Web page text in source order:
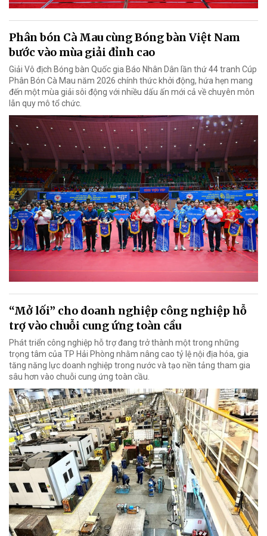
Phân bón Cà Mau cùng Bóng bàn Việt Nam
bước vào mùa giải đỉnh cao
Giải Vô địch Bóng bàn Quốc gia Báo Nhân Dân lần thứ 44 tranh Cúp
Phân Bón Cà Mau năm 2026 chính thức khởi động, hứa hẹn mang
đến một mùa giải sôi động với nhiều dấu ấn mới cả về chuyên môn
lẫn quy mô tổ chức.
“Mở lối” cho doanh nghiệp công nghiệp hỗ
trợ vào chuỗi cung ứng toàn cầu
Phát triển công nghiệp hỗ trợ đang trở thành một trong những
trọng tâm của TP Hải Phòng nhằm nâng cao tỷ lệ nội địa hóa, gia
tăng năng lực doanh nghiệp trong nước và tạo nền tảng tham gia
sâu hơn vào chuỗi cung ứng toàn cầu.